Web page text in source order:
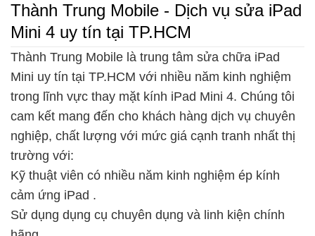
Thành Trung Mobile - Dịch vụ sửa iPad
Mini 4 uy tín tại TP.HCM
Thành Trung Mobile là trung tâm sửa chữa iPad
Mini uy tín tại TP.HCM với nhiều năm kinh nghiệm
trong lĩnh vực thay mặt kính iPad Mini 4. Chúng tôi
cam kết mang đến cho khách hàng dịch vụ chuyên
nghiệp, chất lượng với mức giá cạnh tranh nhất thị
trường với:
Kỹ thuật viên có nhiều năm kinh nghiệm ép kính
cảm ứng iPad .
Sử dụng dụng cụ chuyên dụng và linh kiện chính